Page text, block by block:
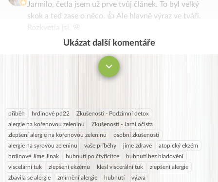
Jarmilo, četla jsem už prve tvůj článek. To byl velký
skok a teď zase o něco. 👍 Ale hlavně výraz ve tváři.
Rozkvetla jsi. 🌸
Ukázat další komentáře
příběh hrdinové pd22
Zkušenosti - Podzimní detox
alergie na kořenovou zeleninu
Zkušenosti - Jarní očista
zlepšení alergie na kořenovou zeleninu
osobní zkušenosti
alergie na syrovou zeleninu
vaše příběhy jíme zdravě
atopický ekzém
hrdinové Jíme Jinak
hubnutí po čtyřicítce
hubnutí bez hladovění
viscelární tuk
zlepšení ekzému klesl viscerální tuk
zlepšení alergie
zbavila se alergie
zmírnění alergie hubnutí výzva